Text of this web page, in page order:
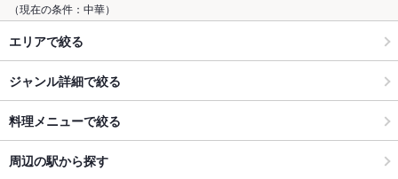
（現在の条件：中華）
エリアで絞る
ジャンル詳細で絞る
料理メニューで絞る
周辺の駅から探す